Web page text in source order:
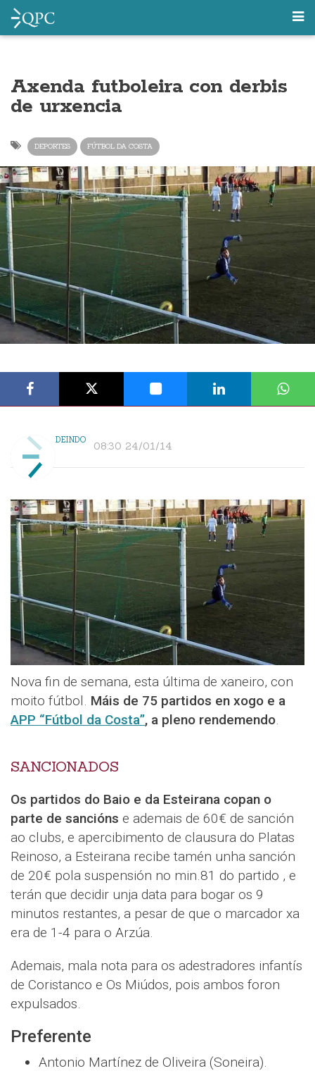
Axenda futboleira con derbis
de urxencia
DEPORTES FÚTBOL DA COSTA
DEINDO 08:30 24/01/14
Nova fin de semana, esta última de xaneiro, con
moito fútbol. Máis de 75 partidos en xogo e a
APP “Fútbol da Costa”, a pleno rendemendo.
SANCIONADOS
Os partidos do Baio e da Esteirana copan o
parte de sancións e ademais de 60€ de sanción
ao clubs, e apercibimento de clausura do Platas
Reinoso, a Esteirana recibe tamén unha sanción
de 20€ pola suspensión no min.81 do partido , e
terán que decidir unja data para bogar os 9
minutos restantes, a pesar de que o marcador xa
era de 1-4 para o Arzúa.
Ademais, mala nota para os adestradores infantís
de Coristanco e Os Miúdos, pois ambos foron
expulsados.
Preferente
Antonio Martínez de Oliveira (Soneira).